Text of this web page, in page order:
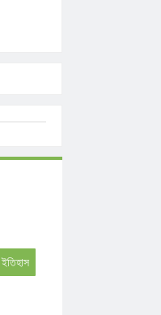
ইতিহাস